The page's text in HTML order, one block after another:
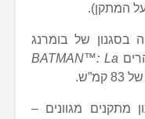
המתקן).
בסגנון של בומרנג
BATMAN™: La
מתקנים מגוונים –